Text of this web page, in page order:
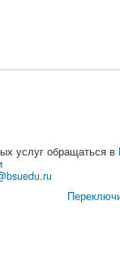
услуг обращаться в